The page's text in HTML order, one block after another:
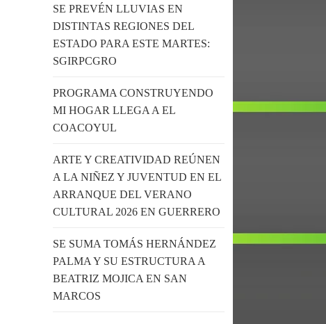
SE PREVÉN LLUVIAS EN
DISTINTAS REGIONES DEL
ESTADO PARA ESTE MARTES:
SGIRPCGRO
PROGRAMA CONSTRUYENDO
MI HOGAR LLEGA A EL
COACOYUL
ARTE Y CREATIVIDAD REÚNEN
A LA NIÑEZ Y JUVENTUD EN EL
ARRANQUE DEL VERANO
CULTURAL 2026 EN GUERRERO
SE SUMA TOMÁS HERNÁNDEZ
PALMA Y SU ESTRUCTURA A
BEATRIZ MOJICA EN SAN
MARCOS